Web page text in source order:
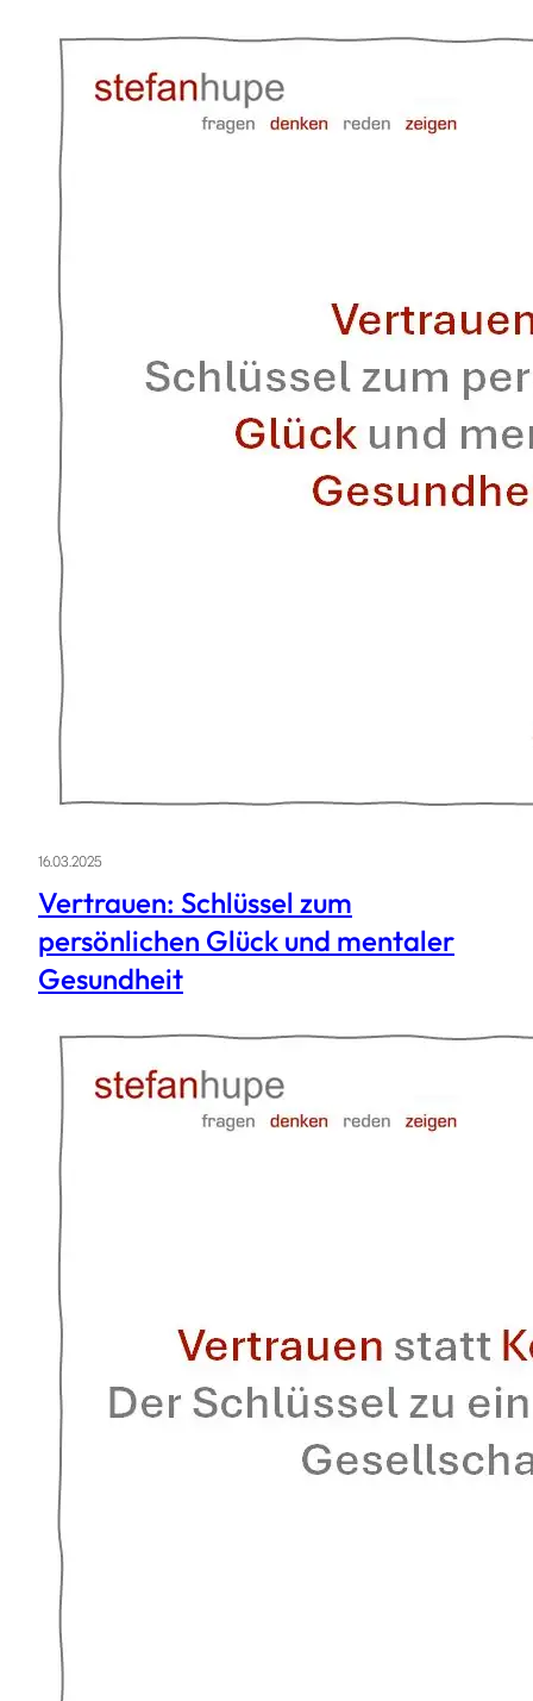
16.03.2025
Vertrauen: Schlüssel zum
persönlichen Glück und mentaler
Gesundheit